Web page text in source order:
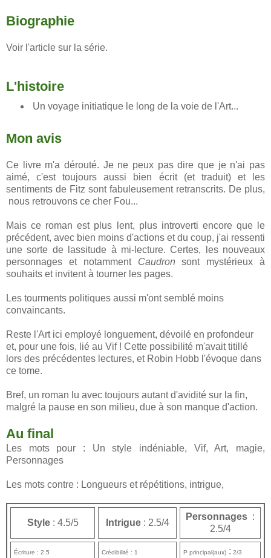
Biographie
Voir l'article sur la série.
L'histoire
Un voyage initiatique le long de la voie de l'Art...
Mon avis
Ce livre m'a dérouté. Je ne peux pas dire que je n'ai pas
aimé, c'est toujours aussi bien écrit (et traduit) et les
sentiments de Fitz sont fabuleusement retranscrits. De plus,
nous retrouvons ce cher Fou...
Mais ce roman est plus lent, plus introverti encore que le
précédent, avec bien moins d'actions et du coup, j'ai ressenti
une sorte de lassitude à mi-lecture.Certes, les nouveaux
personnages et notamment Caudron sont mystérieux à
souhaits et invitent à tourner les pages.
Les tourments politiques aussi m'ont semblé moins
convaincants.
Reste l'Art ici employé longuement, dévoilé en profondeur
et, pour une fois, lié au Vif ! Cette possibilité m'avait titillé
lors des précédentes lectures, et Robin Hobb l'évoque dans
ce tome.
Bref, un roman lu avec toujours autant d'avidité sur la fin,
malgré la pause en son milieu, due à son manque d'action.
Au final
Les mots pour : Un style indéniable, Vif, Art, magie,
Personnages
Les mots contre : Longueurs et répétitions, intrigue,
Style: 4.5/5 Intrigue: 2.5/4
Personnages :
2.5/4
Écriture : 2.5 Crédibilité : 1 P principal(aux) : 2/3